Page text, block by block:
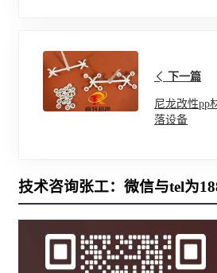
下一篇
尼龙改性pp
落设备
技术咨询张工：微信与tel为